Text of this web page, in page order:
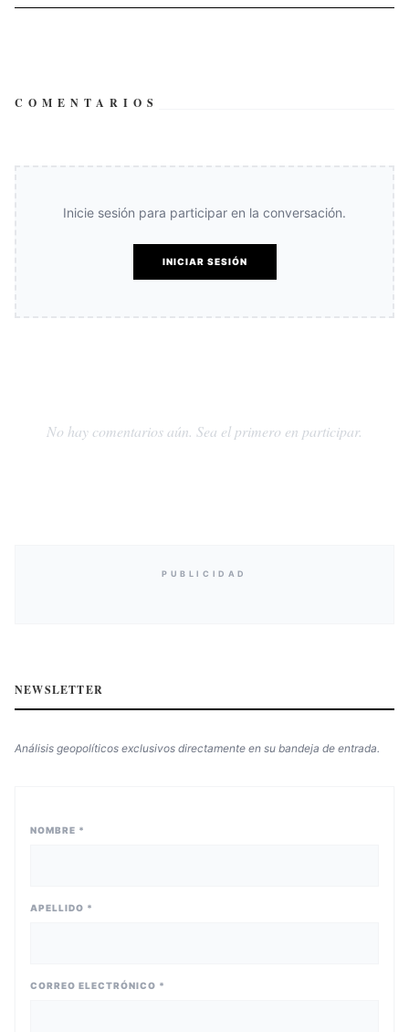
COMENTARIOS
Inicie sesión para participar en la conversación.
INICIAR SESIÓN
No hay comentarios aún. Sea el primero en participar.
PUBLICIDAD
NEWSLETTER
Análisis geopolíticos exclusivos directamente en su bandeja de entrada.
NOMBRE *
APELLIDO *
CORREO ELECTRÓNICO *